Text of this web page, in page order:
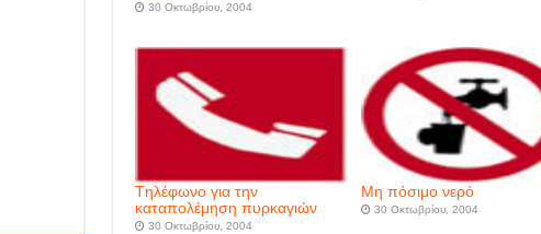
30 Οκτωβρίου, 2004
Tηλέφωνο για την
καταπολέμηση πυρκαγιών
30 Οκτωβρίου, 2004
Mη πόσιμο νερό
30 Οκτωβρίου, 2004